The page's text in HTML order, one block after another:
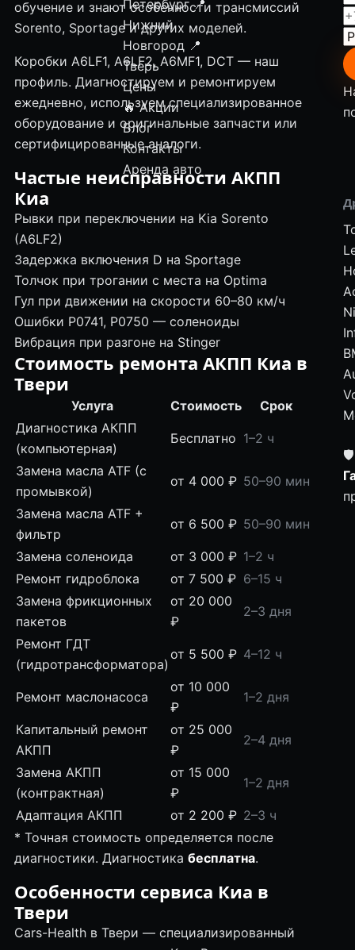
Петербург 📍
Нижний
Новгород 📍
Тверь
Цены
🔥 Акции
Блог
Контакты
Аренда авто
обучение и знают особенности трансмиссий
Sorento, Sportage и других моделей.
Коробки A6LF1, A6LF2, A6MF1, DCT — наш
профиль. Диагностируем и ремонтируем
ежедневно, используем специализированное
оборудование и оригинальные запчасти или
сертифицированные аналоги.
Частые неисправности АКПП
Киа
Рывки при переключении на Kia Sorento
(A6LF2)
Задержка включения D на Sportage
Толчок при трогании с места на Optima
Гул при движении на скорости 60–80 км/ч
Ошибки P0741, P0750 — соленоиды
Вибрация при разгоне на Stinger
Стоимость ремонта АКПП Киа в
Твери
Услуга Стоимость
Срок
Диагностика АКПП
(компьютерная)
Бесплатно 1–2 ч
Замена масла ATF (с
промывкой)
от 4 000 ₽ 50–90 мин
Замена масла ATF +
фильтр
от 6 500 ₽ 50–90 мин
Замена соленоида от 3 000 ₽ 1–2 ч
Ремонт гидроблока
от 7 500 ₽ 6–15 ч
Замена фрикционных
пакетов
от 20 000
₽
2–3 дня
Ремонт ГДТ
(гидротрансформатора)
от 5 500 ₽ 4–12 ч
Ремонт маслонасоса
от 10 000
₽
1–2 дня
Капитальный ремонт
АКПП
от 25 000
₽
2–4 дня
Замена АКПП
(контрактная)
от 15 000
₽
1–2 дня
Адаптация АКПП от 2 200 ₽ 2–3 ч
* Точная стоимость определяется после
диагностики. Диагностика бесплатна.
Особенности сервиса Киа в
Твери
Cars-Health в Твери — специализированный
🛡